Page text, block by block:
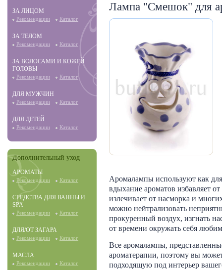
ЗА ЛИЦОМ
Рекомендации Каталог
ЗА ТЕЛОМ
Рекомендации Каталог
ЗА ВОЛОСАМИ И КОЖЕЙ
ГОЛОВЫ
Рекомендации Каталог
ДЛЯ МУЖЧИН
Рекомендации Каталог
ДЛЯ ДЕТЕЙ
Рекомендации Каталог
Дополнительный уход
АРОМАТЫ
Рекомендации Каталог
СРЕДСТВА ДЛЯ ВАННЫ И
SPA
Рекомендации Каталог
ДЛЯ/ОТ ЗАГАРА
Рекомендации Каталог
МАСЛА
Рекомендации Каталог
Лампа "Смешок" для
Аромалампы используют как
вдыхание ароматов избавляет
излечивает от насморка и
можно нейтрализовать
прокуренный воздух, изгнать
от времени окружать себя
Все аромалампы,
ароматерапии, поэтому вы
подходящую под интерьер